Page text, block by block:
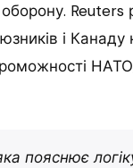
оборону.
і
пояснює